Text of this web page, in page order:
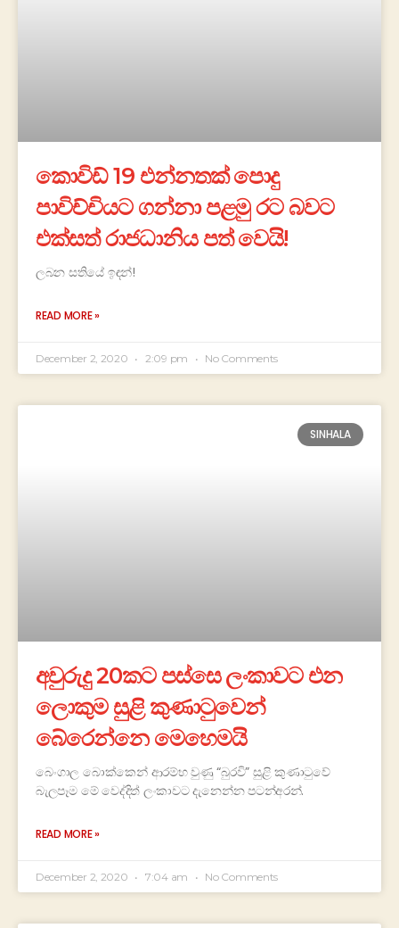
කොවිඩ් 19 එන්නතක් පොදු
පාවිච්චියට ගන්නා පළමු රට බවට
එක්සත් රාජධානිය පත් වෙයි!
ලබන සතියේ ඉඳන්!
READ MORE »
December 2, 2020 2:09 pm No Comments
SINHALA
අවුරුදු 20කට පස්සෙ ලංකාවට එන
ලොකුම සුළි කුණාටු‍වෙන්
බේරෙන්නෙ මෙහෙමයි
බෙංගාල බොක්කෙන් ආරම්භ වුණු “බුරවි” සුළි කුණාටුවේ
බැලපෑම මේ වෙද්දිත් ලංකාවට දැනෙන්න පටන්අරන්.
READ MORE »
December 2, 2020 7:04 am No Comments